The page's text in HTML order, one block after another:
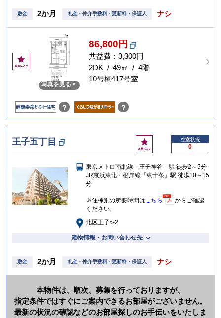
敷金 2か月 礼金・仲介手数料・更新料・保証人 ナシ
お
気
写真を見る
86,800円
共益費：3,300円
2DK / 49㎡ / 4階
10号棟417号室
？ ？
王子五丁目
お
気
入
り
空室状況
0
東京メトロ南北線「王子神谷」駅 徒歩2～5分
JR京浜東北・根岸線「東十条」駅 徒歩10～15
分
※住棟別の所要時間はこちら
からご確認
ください。
北区王子5-2
建物情報・お問い合わせ先
敷金 2か月 礼金・仲介手数料・更新料・保証人 ナシ
本物件は、順次、募集を行っておりますが、
指定条件ではすぐにご案内できるお部屋がございません。
最新の状況の確認などのお部屋探しのお手伝いをいたしま